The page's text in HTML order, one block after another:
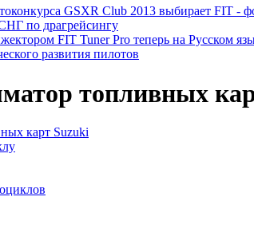
GSXR Club 2013 выбирает FIT -
по драгрейсингу
FIT Tuner Pro теперь на Русском
развития пилотов
топливных
карт Suzuki